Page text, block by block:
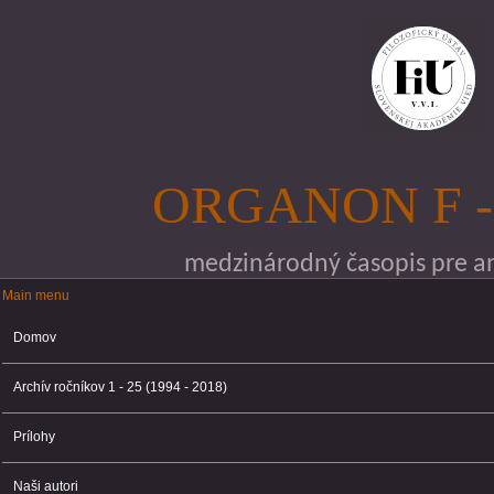
ORGANON F
medzinárodný časopis pre
Main menu
Main menu
Domov
Archív ročníkov 1 - 25 (1994 - 2018)
Prílohy
Naši autori